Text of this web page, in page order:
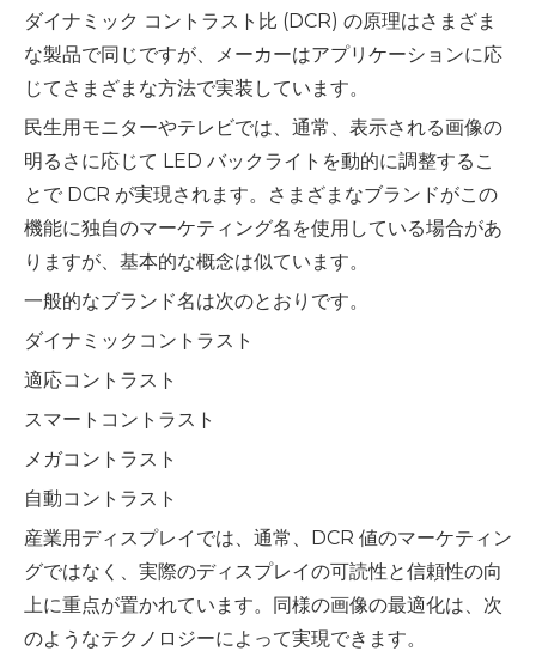
ダイナミック コントラスト比 (DCR) の原理はさまざま
な製品で同じですが、メーカーはアプリケーションに応
じてさまざまな方法で実装しています。
民生用モニターやテレビでは、通常、表示される画像の
明るさに応じて LED バックライトを動的に調整するこ
とで DCR が実現されます。さまざまなブランドがこの
機能に独自のマーケティング名を使用している場合があ
りますが、基本的な概念は似ています。
一般的なブランド名は次のとおりです。
ダイナミックコントラスト
適応コントラスト
スマートコントラスト
メガコントラスト
自動コントラスト
産業用ディスプレイでは、通常、DCR 値のマーケティン
グではなく、実際のディスプレイの可読性と信頼性の向
上に重点が置かれています。同様の画像の最適化は、次
のようなテクノロジーによって実現できます。